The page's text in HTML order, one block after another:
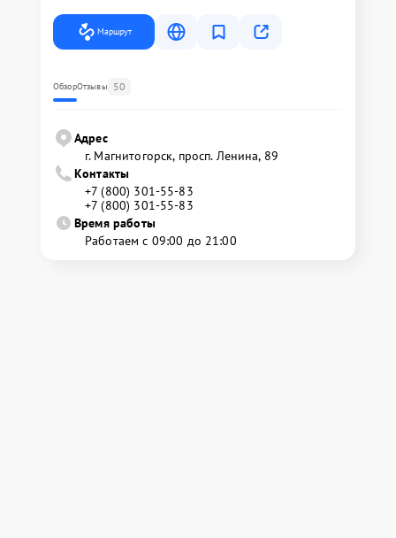
Маршрут
ОбзорОтзывы 50
Адрес
г. Магнитогорск, просп. Ленина, 89
Контакты
+7 (800) 301-55-83
+7 (800) 301-55-83
Время работы
Работаем с 09:00 до 21:00